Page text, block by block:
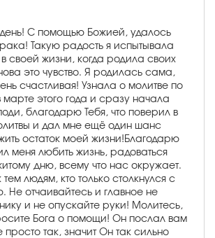
С помощью Божией, удалось
рака! Такую радость я испытывала
своей жизни, когда родила своих
это чувство. Я родилась сама,
счастливая! Узнала о молитве по
этого года и сразу начала
благодарю Тебя, что поверил в
и дал мне ещё один шанс
остаток моей жизни!Благодарю
меня любить жизнь, радоваться
дню, всему что нас окружает.
людям, кто только столкнулся с
Не отчаивайтесь и главное не
и не опускайте руки! Молитесь,
Бога о помощи! Он послал вам
просто так, значит Он так сильно